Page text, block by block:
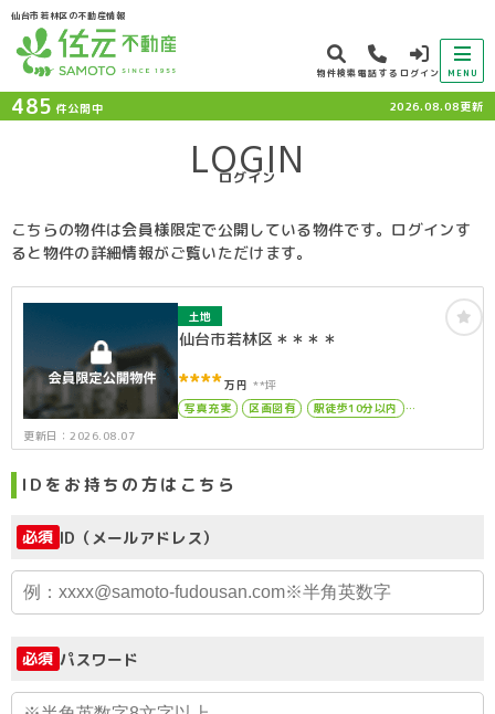
仙台市若林区の不動産情報
物件検索電話する ログイン MENU
485 件公開中 2026.08.08更新
LOGIN
ログイン
こちらの物件は会員様限定で公開している物件です。ログインす
ると物件の詳細情報がご覧いただけます。
更新日：2026.08.07
土地
仙台市若林区＊＊＊＊
****万円 **坪
写真充実
区画図有
駅徒歩10分以内
IDをお持ちの方はこちら
必須 ID（メールアドレス）
必須 パスワード